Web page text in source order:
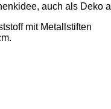
auch als Deko
mit Metallstiften